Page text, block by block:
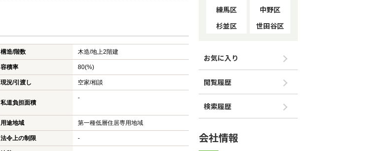
構造/階数 木造/地上2階建
容積率 80(%)
現況/引渡し 空家/相談
私道負担面積
-
用途地域 第一種低層住居専用地域
法令上の制限 -
練馬区
中野区
杉並区
世田谷区
お気に入り
閲覧履歴
検索履歴
会社情報